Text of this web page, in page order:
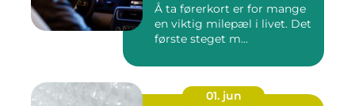
Å ta førerkort er for mange
en viktig milepæl i livet. Det
første steget m...
01. jun